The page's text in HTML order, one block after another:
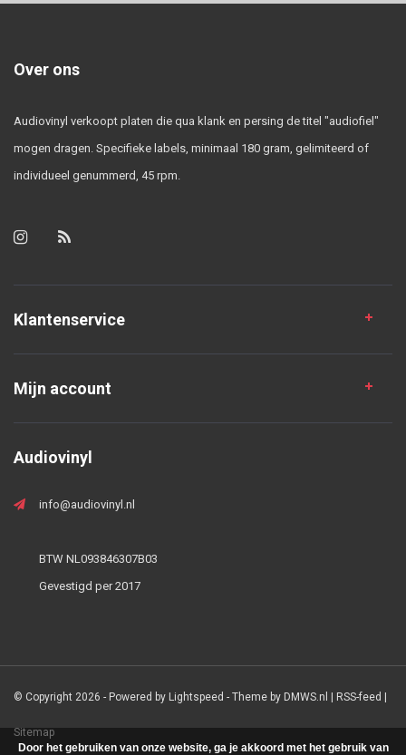
Over ons
Audiovinyl verkoopt platen die qua klank en persing de titel "audiofiel"
mogen dragen. Specifieke labels, minimaal 180 gram, gelimiteerd of
individueel genummerd, 45 rpm.
Klantenservice
Mijn account
Audiovinyl
info@audiovinyl.nl
BTW NL093846307B03
Gevestigd per 2017
© Copyright 2026 - Powered by Lightspeed - Theme by DMWS.nl RSS-feed
Sitemap
Door het gebruiken van onze website, ga je akkoord met het gebruik van